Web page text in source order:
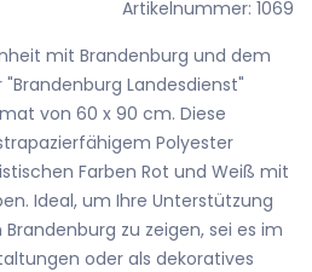
Artikelnummer: 1069
mit Brandenburg und dem
Landesdienst"
von 60 x 90 cm. Diese
Polyester
Farben Rot und Weiß mit
Ideal, um Ihre Unterstützung
zu zeigen, sei es im
oder als dekoratives